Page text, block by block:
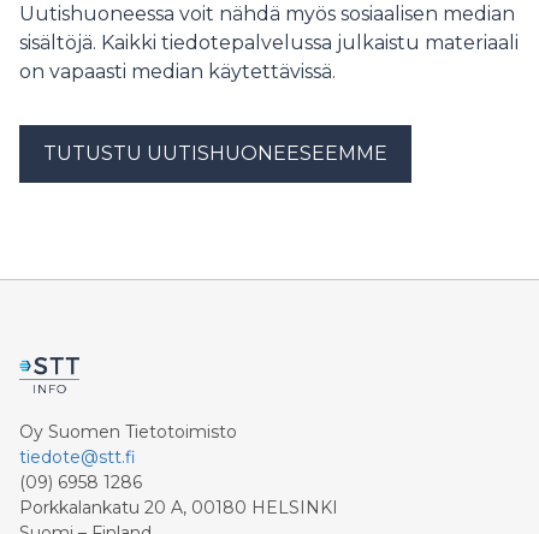
Uutishuoneessa voit nähdä myös sosiaalisen median
sisältöjä. Kaikki tiedotepalvelussa julkaistu materiaali
on vapaasti median käytettävissä.
TUTUSTU UUTISHUONEESEEMME
Oy Suomen Tietotoimisto
tiedote@stt.fi
(09) 6958 1286
Porkkalankatu 20 A, 00180 HELSINKI